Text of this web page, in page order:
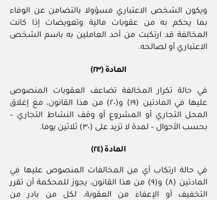
ويكون الشخص الاعتباري مسؤولا بالتضامن عن الوفاء
بما يحكم به من عقوبات مالية وتعويضات إذا كانت
المخالفة قد ارتكبت من أحد العاملين به باسم الشخص
الاعتباري أو لصالحه.
المادة (٢٣)
في حالة تكرار المخالفة تضاعف العقوبات المنصوص
عليها في المادتين (١٩) و(٢٠) من هذا القانون، مع إغلاق
المحل التجاري أو المشروع أو وقف النشاط التجاري –
بحسب الأحوال – لمدة لا تزيد على (٣٠) ثلاثين يوما.
المادة (٢٤)
في حالة ارتكاب أي من المخالفات المنصوص عليها في
المادتين (٨) و(٩) من هذا القانون، يجوز للمحكمة أن تقرر
التخفيف أو الإعفاء من العقوبة، لكل من بادر من